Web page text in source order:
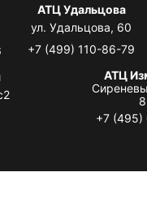
АТЦ Удальцова
ул. Удальцова, 60
+7 (499) 110-86-79
АТЦ
+7 (495)